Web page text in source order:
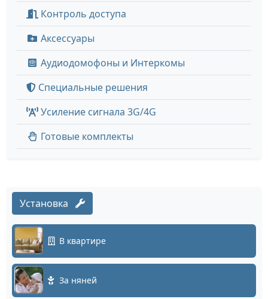
Контроль доступа
Аксессуары
Аудиодомофоны и Интеркомы
Специальные решения
Усиление сигнала 3G/4G
Готовые комплекты
Установка
В квартире
За няней